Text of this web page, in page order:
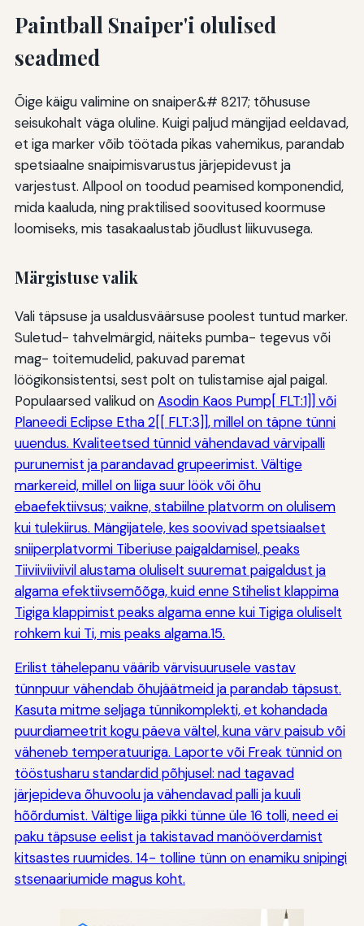
Paintball Snaiper'i olulised
seadmed
Õige käigu valimine on snaiper&# 8217; tõhususe
seisukohalt väga oluline. Kuigi paljud mängijad eeldavad,
et iga marker võib töötada pikas vahemikus, parandab
spetsiaalne snaipimisvarustus järjepidevust ja
varjestust. Allpool on toodud peamised komponendid,
mida kaaluda, ning praktilised soovitused koormuse
loomiseks, mis tasakaalustab jõudlust liikuvusega.
Märgistuse valik
Vali täpsuse ja usaldusväärsuse poolest tuntud marker.
Suletud- tahvelmärgid, näiteks pumba- tegevus või
mag- toitemudelid, pakuvad paremat
löögikonsistentsi, sest polt on tulistamise ajal paigal.
Populaarsed valikud onAsodin Kaos Pump[ FLT:1]] või
Planeedi Eclipse Etha 2[[ FLT:3]], millel on täpne tünni
uuendus. Kvaliteetsed tünnid vähendavad värvipalli
purunemist ja parandavad grupeerimist. Vältige
markereid, millel on liiga suur löök või õhu
ebaefektiivsus; vaikne, stabiilne platvorm on olulisem
kui tulekiirus. Mängijatele, kes soovivad spetsiaalset
sniiperplatvormi Tiberiuse paigaldamisel, peaks
Tiiviiviiviivil alustama oluliselt suuremat paigaldust ja
algama efektiivsemõõga, kuid enne Stihelist klappima
Tigiga klappimist peaks algama enne kui Tigiga oluliselt
rohkem kui Ti, mis peaks algama.15.
Erilist tähelepanu väärib värvisuurusele vastav
tünnpuur vähendab õhujäätmeid ja parandab täpsust.
Kasuta mitme seljaga tünnikomplekti, et kohandada
puurdiameetrit kogu päeva vältel, kuna värv paisub või
väheneb temperatuuriga. Laporte või Freak tünnid on
tööstusharu standardid põhjusel: nad tagavad
järjepideva õhuvoolu ja vähendavad palli ja kuuli
hõõrdumist. Vältige liiga pikki tünne üle 16 tolli, need ei
paku täpsuse eelist ja takistavad manööverdamist
kitsastes ruumides. 14- tolline tünn on enamiku snipingi
stsenaariumide magus koht.